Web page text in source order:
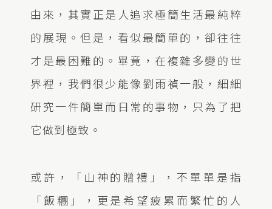
由來，其實正是人追求極簡生活最純粹
的展現。但是，看似最簡單的，卻往往
才是最困難的。畢竟，在複雜多變的世
界裡，我們很少能像劉雨禎一般，細細
研究一件簡單而日常的事物，只為了把
它做到極致。
或許，「山神的贈禮」，不單單是指
「飯糰」，更是希望疲累而繁忙的人